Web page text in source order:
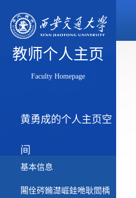
教师个人主页
Faculty Homepage
黄勇成的个人主页空
间
基本信息
闂佺硶鏅濋崕銈咃耿閻楀